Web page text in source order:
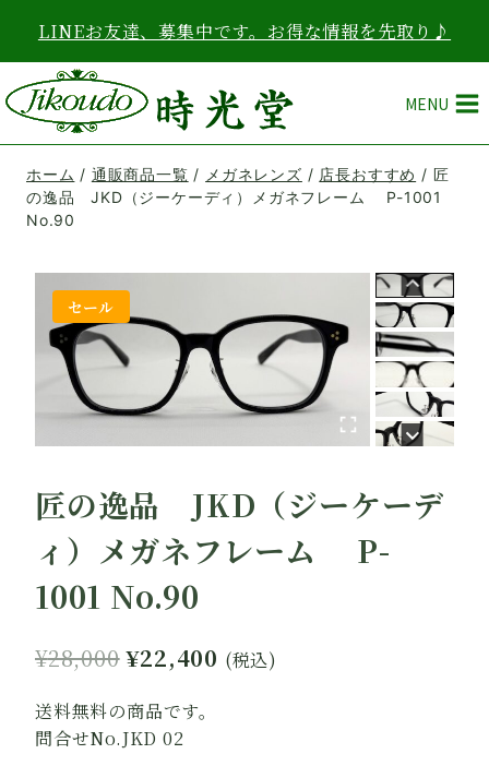
を
ス
キ
ッ
LINEお友達、募集中です。お得な情報を先取り♪
MENU
ホーム / 通販商品一覧 / メガネレンズ / 店長おすすめ / 匠
の逸品 JKD（ジーケーディ）メガネフレーム P-1001
No.90
セール
匠の逸品 JKD（ジーケーデ
ィ）メガネフレーム P-
1001 No.90
¥28,000元
価
¥22,400 現
(税込)
送料無料の商品です。
問合せNo.JKD 02